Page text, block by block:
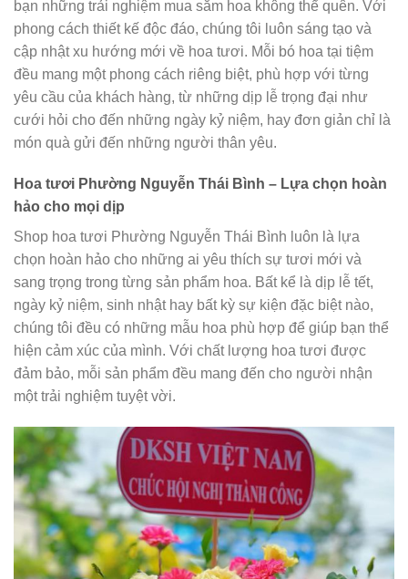
bạn những trải nghiệm mua sắm hoa không thể quên. Với
phong cách thiết kế độc đáo, chúng tôi luôn sáng tạo và
cập nhật xu hướng mới về hoa tươi. Mỗi bó hoa tại tiệm
đều mang một phong cách riêng biệt, phù hợp với từng
yêu cầu của khách hàng, từ những dịp lễ trọng đại như
cưới hỏi cho đến những ngày kỷ niệm, hay đơn giản chỉ là
món quà gửi đến những người thân yêu.
Hoa tươi Phường Nguyễn Thái Bình – Lựa chọn hoàn
hảo cho mọi dịp
Shop hoa tươi Phường Nguyễn Thái Bình luôn là lựa
chọn hoàn hảo cho những ai yêu thích sự tươi mới và
sang trọng trong từng sản phẩm hoa. Bất kể là dịp lễ tết,
ngày kỷ niệm, sinh nhật hay bất kỳ sự kiện đặc biệt nào,
chúng tôi đều có những mẫu hoa phù hợp để giúp bạn thể
hiện cảm xúc của mình. Với chất lượng hoa tươi được
đảm bảo, mỗi sản phẩm đều mang đến cho người nhận
một trải nghiệm tuyệt vời.